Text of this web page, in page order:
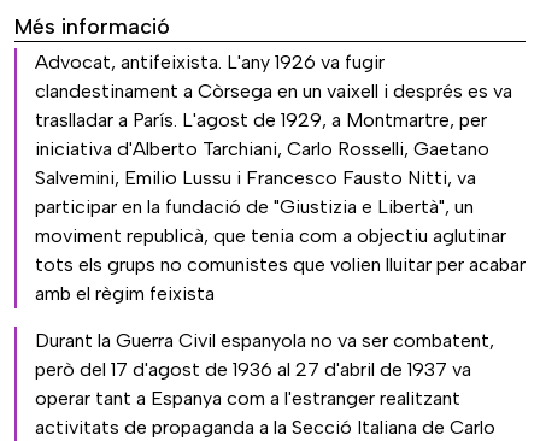
Més informació
Advocat, antifeixista. L'any 1926 va fugir
clandestinament a Còrsega en un vaixell i després es va
traslladar a París. L'agost de 1929, a Montmartre, per
iniciativa d'Alberto Tarchiani, Carlo Rosselli, Gaetano
Salvemini, Emilio Lussu i Francesco Fausto Nitti, va
participar en la fundació de "Giustizia e Libertà", un
moviment republicà, que tenia com a objectiu aglutinar
tots els grups no comunistes que volien lluitar per acabar
amb el règim feixista
Durant la Guerra Civil espanyola no va ser combatent,
però del 17 d'agost de 1936 al 27 d'abril de 1937 va
operar tant a Espanya com a l'estranger realitzant
activitats de propaganda a la Secció Italiana de Carlo